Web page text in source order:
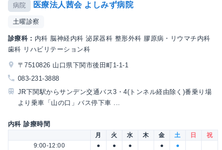
病院 医療法人茜会 よしみず病院
土曜診察
診療科： 内科 脳神経内科 泌尿器科 整形外科 膠原病・リウマチ内科
歯科 リハビリテーション科
〒7510826 山口県下関市後田町1-1-1
083-231-3888
JR下関駅からサンデン交通バス3・4(トンネル経由除く)番乗り場
より乗車「山の口」バス停下車 ...
内科 診療時間
月 火 水 木 金 土 日
祝
9:00-12:00
● ● ● ●
●